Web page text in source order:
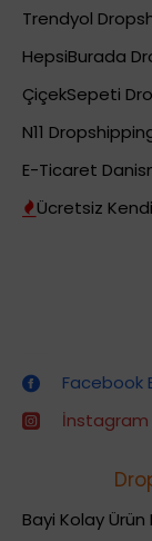
Trendyol
HepsiBurada
ÇiçekSepeti
N11
E-Ticaret
Ücretsiz
Facebook
İnstagram
Bayi Kolay